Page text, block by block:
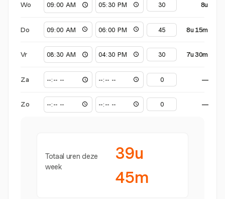
Wo 8u
Do 8u 15m
Vr 7u 30m
Za —
Zo —
Totaal uren deze
week
39u
45m